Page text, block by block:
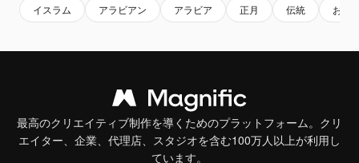
イスラム アラビアン アラビア 正月 伝統 お祝
最高のクリエイティブ制作を導くためのプラットフォーム。クリ
エイター、企業、代理店、スタジオを含む100万人以上が利用し
ています。